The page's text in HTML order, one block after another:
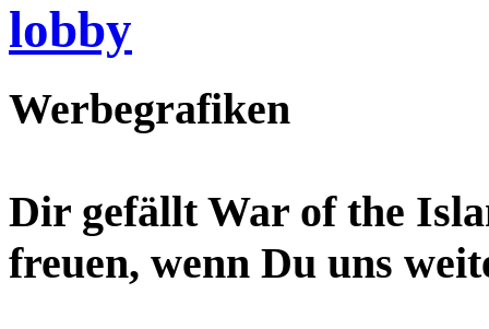
lobby
Werbegrafiken
Dir gefällt War of the
freuen, wenn Du uns